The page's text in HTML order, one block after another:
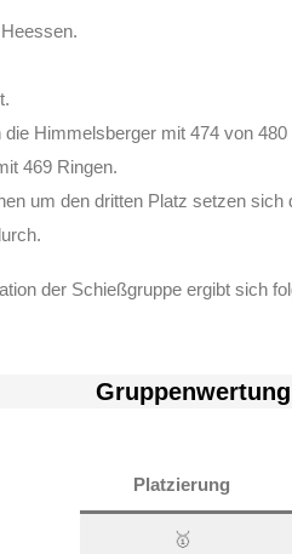
Himmelsberger mit 474 von
469 Ringen.
um den dritten Platz setzen sich
der Schießgruppe ergibt sich
Platzierung
🥇